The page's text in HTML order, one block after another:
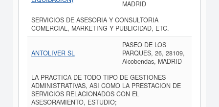
MADRID
SERVICIOS DE ASESORIA Y CONSULTORIA
COMERCIAL, MARKETING Y PUBLICIDAD, ETC.
ANTOLIVER SL
PASEO DE LOS
PARQUES, 26, 28109,
Alcobendas, MADRID
LA PRACTICA DE TODO TIPO DE GESTIONES
ADMINISTRATIVAS, ASI COMO LA PRESTACION DE
SERVICIOS RELACIONADOS CON EL
ASESORAMIENTO, ESTUDIO;